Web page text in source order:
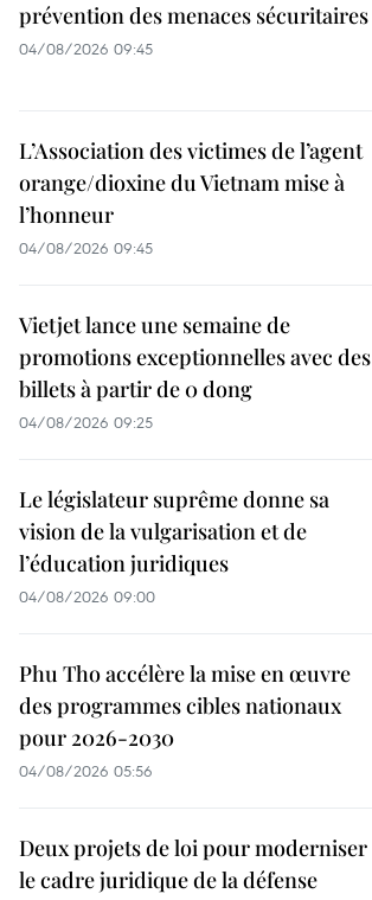
prévention des menaces sécuritaires
04/08/2026 09:45
L’Association des victimes de l’agent
orange/dioxine du Vietnam mise à
l’honneur
04/08/2026 09:45
Vietjet lance une semaine de
promotions exceptionnelles avec des
billets à partir de 0 dong
04/08/2026 09:25
Le législateur suprême donne sa
vision de la vulgarisation et de
l’éducation juridiques
04/08/2026 09:00
Phu Tho accélère la mise en œuvre
des programmes cibles nationaux
pour 2026-2030
04/08/2026 05:56
Deux projets de loi pour moderniser
le cadre juridique de la défense